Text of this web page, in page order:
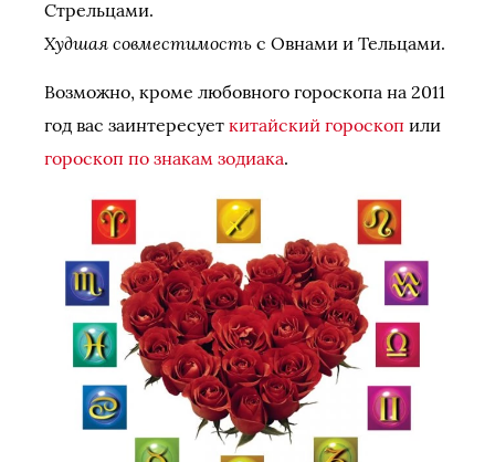
Стрельцами.
Худшая совместимость с Овнами и Тельцами.
Возможно, кроме любовного гороскопа на 2011
год вас заинтересует китайский гороскоп или
гороскоп по знакам зодиака.